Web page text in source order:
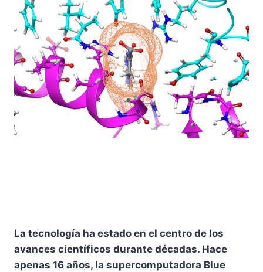
La tecnología ha estado en el centro de los
avances científicos durante décadas. Hace
apenas 16 años, la supercomputadora Blue